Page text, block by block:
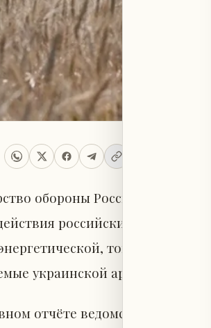
обороны России в четверг
российских войск
топливной и
украинской армией.
отчёте ведомства